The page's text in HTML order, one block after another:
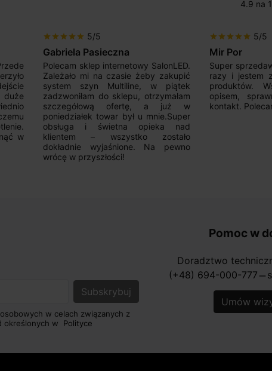
4.9 na
w
star star star star star 5/5
Gabriela Pasieczna
Polecam sklep internetowy SalonLED.
Zależało mi na czasie żeby zakupić
system szyn Multiline, w piątek
zadzwoniłam do sklepu, otrzymałam
szczegółową ofertę, a już w
poniedziałek towar był u mnie.Super
obsługa i świetna opieka nad
klientem – wszystko zostało
dokładnie wyjaśnione. Na pewno
wrócę w przyszłości!
star star star star star 5/5
Mir Por
Super
razy i jestem
produktów.
opisem,
kontakt.
w celach związanych z
określonych w Polityce
Pomoc w
Doradztwo
(+48) 694-000-777 horizontal_rule
Umów